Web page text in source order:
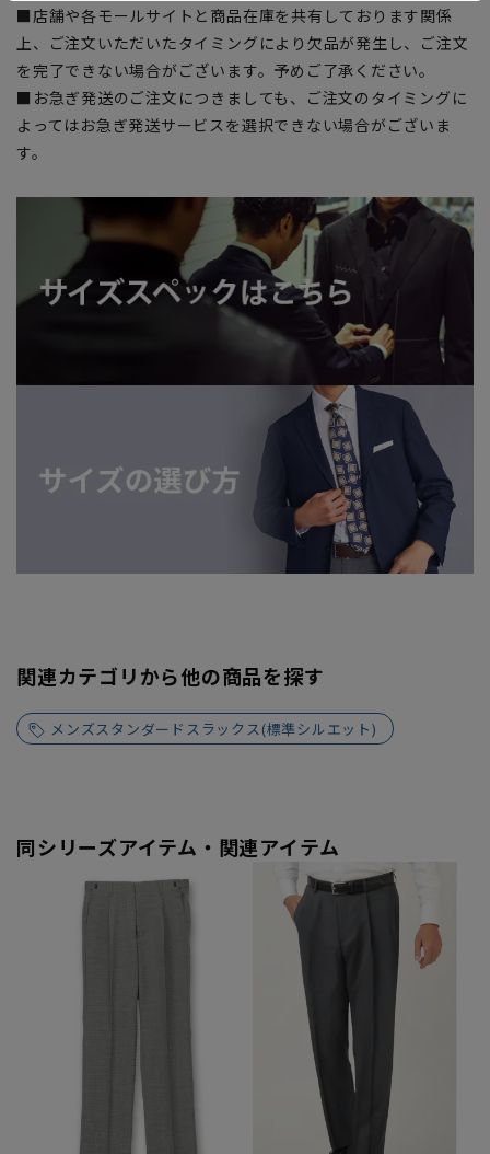
■店舗や各モールサイトと商品在庫を共有しております関係
上、ご注文いただいたタイミングにより欠品が発生し、ご注文
を完了できない場合がございます。予めご了承ください。
■お急ぎ発送のご注文につきましても、ご注文のタイミングに
よってはお急ぎ発送サービスを選択できない場合がございま
す。
関連カテゴリから他の商品を探す
メンズスタンダードスラックス(標準シルエット)
同シリーズアイテム・関連アイテム